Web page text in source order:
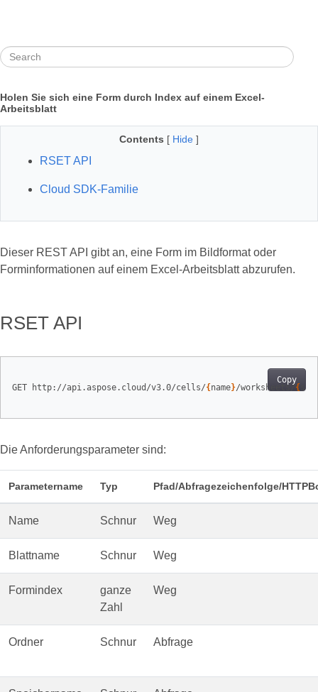
Holen Sie sich eine Form durch Index auf einem Excel-
Arbeitsblatt
Contents [ Hide ]
RSET API
Cloud SDK-Familie
Dieser REST API gibt an, eine Form im Bildformat oder
Forminformationen auf einem Excel-Arbeitsblatt abzurufen.
RSET API
Copy
GET http://api.aspose.cloud/v3.0/cells/{ name}/worksheets/ {
Die Anforderungsparameter sind:
Parametername Typ Pfad/Abfragezeichenfolge/
Name Schnur Weg
Blattname Schnur Weg
Formindex
ganze
Zahl
Weg
Ordner Schnur Abfrage